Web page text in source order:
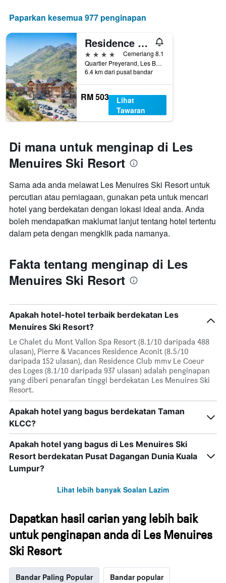
Paparkan kesemua 977 penginapan
Residence Club mmv Le Coeur des Loges
4 bintang
Cemerlang 8.1
Quartier Preyerand, Les Belleville, Savoie, Perancis
6.4 km dari pusat bandar
RM 503
Lihat
Tawaran
Di mana untuk menginap di Les
Menuires Ski Resort
Sama ada anda melawat Les Menuires Ski Resort untuk
percutian atau perniagaan, gunakan peta untuk mencari
hotel yang berdekatan dengan lokasi ideal anda. Anda
boleh mendapatkan maklumat lanjut tentang hotel tertentu
dalam peta dengan mengklik pada namanya.
Fakta tentang menginap di Les
Menuires Ski Resort
Apakah hotel-hotel terbaik berdekatan Les
Menuires Ski Resort?
Le Chalet du Mont Vallon Spa Resort (8.1/10 daripada 488
ulasan), Pierre & Vacances Residence Aconit (8.5/10
daripada 152 ulasan), dan Residence Club mmv Le Coeur
des Loges (8.1/10 daripada 937 ulasan) adalah penginapan
yang diberi penarafan tinggi berdekatan Les Menuires Ski
Resort.
Apakah hotel yang bagus berdekatan Taman
KLCC?
Apakah hotel yang bagus di Les Menuires Ski
Resort berdekatan Pusat Dagangan Dunia Kuala
Lumpur?
Lihat lebih banyak Soalan Lazim
Dapatkan hasil carian yang lebih baik
untuk penginapan anda di Les Menuires
Ski Resort
Bandar Paling Popular Bandar popular